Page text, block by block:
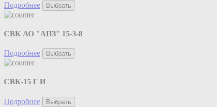
Подробнее Выбрать
СВК АО "АПЗ" 15-3-8
Подробнее Выбрать
СВК-15 Г И
Подробнее Выбрать